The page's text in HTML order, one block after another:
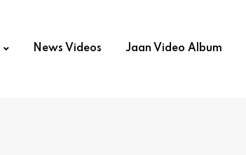
News Videos Jaan Video Album